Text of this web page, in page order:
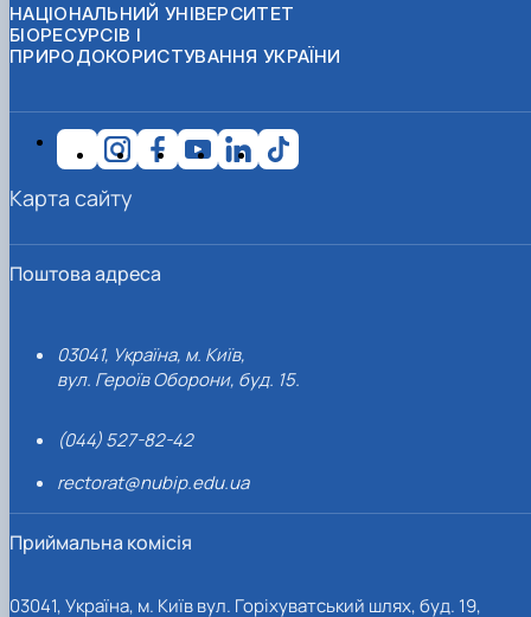
НАЦІОНАЛЬНИЙ УНІВЕРСИТЕТ
БІОРЕСУРСІВ І
ПРИРОДОКОРИСТУВАННЯ УКРАЇНИ
Поштова адреса
03041, Україна, м. Київ,
вул. Героїв Оборони, буд. 15.
(044) 527-82-42
rectorat@nubip.edu.ua
Приймальна комісія
03041, Україна, м. Київ вул. Горіхуватський шлях, буд. 19,
Карта сайту